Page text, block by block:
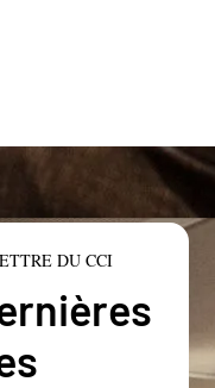
DU CCI